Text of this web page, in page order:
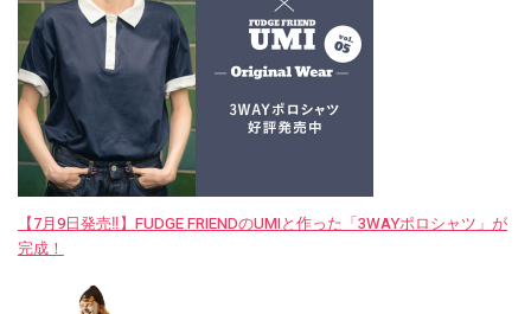
【7月9日発売‼︎】FUDGE FRIENDのUMIと作った「3WAYポロシャツ」が
完成！